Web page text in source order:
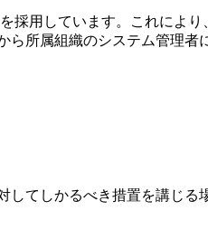
採用しています。これによ
所属組織のシステム管理者
てしかるべき措置を講じる